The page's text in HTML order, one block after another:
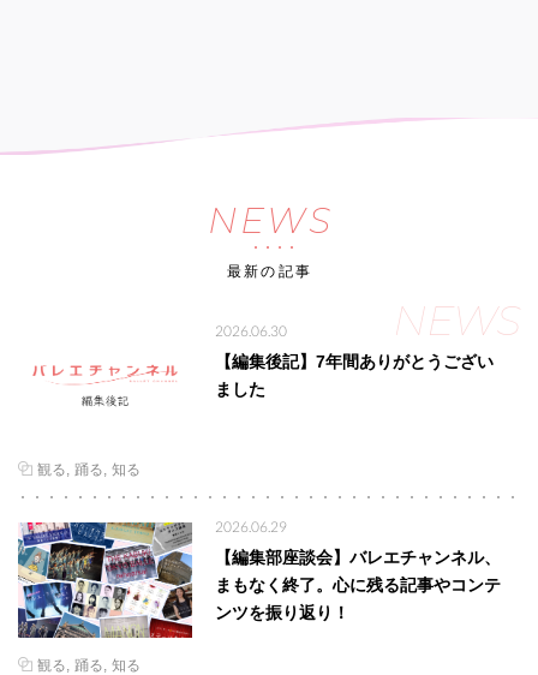
NEWS
最新の記事
NEWS
2026.06.30
【編集後記】7年間ありがとうござい
ました
観る 踊る 知る
2026.06.29
【編集部座談会】バレエチャンネル、
まもなく終了。心に残る記事やコンテ
ンツを振り返り！
観る 踊る 知る